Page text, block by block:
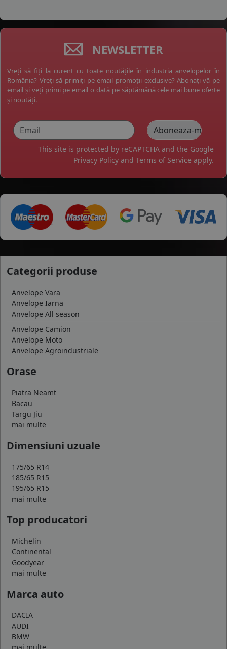
NEWSLETTER
Vreți să fiți la curent cu toate noutățile în industria anvelopelor în
România? Vreți să primiți pe email promoții exclusive? Abonați-vă pe
email și veți primi pe email o dată pe săptămână cele mai bune oferte
și noutăți.
This site is protected by reCAPTCHA and the Google
Privacy Policy and Terms of Service apply.
Categorii produse
Anvelope Vara
Anvelope Iarna
Anvelope All season
Anvelope Camion
Anvelope Moto
Anvelope Agroindustriale
Orase
Piatra Neamt
Bacau
Targu Jiu
mai multe
Dimensiuni uzuale
175/65 R14
185/65 R15
195/65 R15
mai multe
Top producatori
Michelin
Continental
Goodyear
mai multe
Marca auto
DACIA
AUDI
BMW